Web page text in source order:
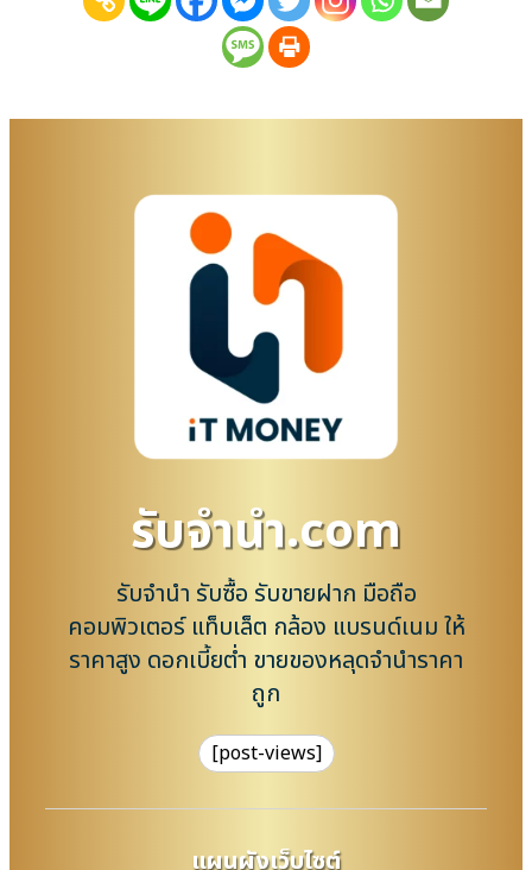
รับจํานํา.com
รับจำนำ รับซื้อ รับขายฝาก มือถือ
คอมพิวเตอร์ แท็บเล็ต กล้อง แบรนด์เนม ให้
ราคาสูง ดอกเบี้ยต่ำ ขายของหลุดจำนำราคา
ถูก
[post-views]
แผนผังเว็บไซต์